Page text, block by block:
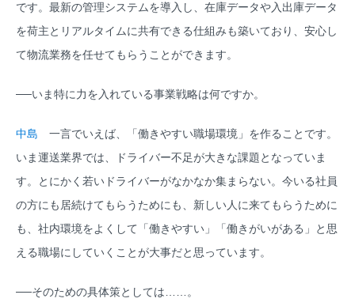
です。最新の管理システムを導入し、在庫データや入出庫データ
を荷主とリアルタイムに共有できる仕組みも築いており、安心し
て物流業務を任せてもらうことができます。
──いま特に力を入れている事業戦略は何ですか。
中島 一言でいえば、「働きやすい職場環境」を作ることです。
いま運送業界では、ドライバー不足が大きな課題となっていま
す。とにかく若いドライバーがなかなか集まらない。今いる社員
の方にも居続けてもらうためにも、新しい人に来てもらうために
も、社内環境をよくして「働きやすい」「働きがいがある」と思
える職場にしていくことが大事だと思っています。
──そのための具体策としては……。